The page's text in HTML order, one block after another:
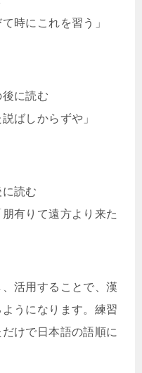
時にこれを習う」
に読む
ばしからずや」
読む
有りて遠方より来た
活用することで、漢
うになります。練習
けで日本語の語順に